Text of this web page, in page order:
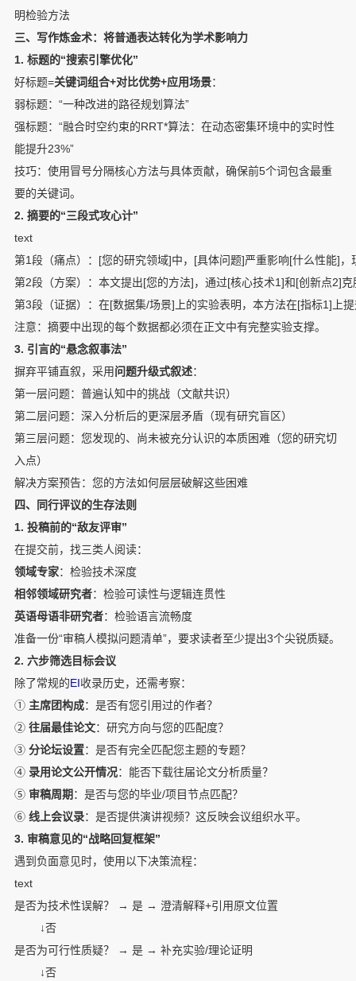
明检验方法
三、写作炼金术：将普通表达转化为学术影响力
1. 标题的“搜索引擎优化”
好标题=关键词组合+对比优势+应用场景：
弱标题：“一种改进的路径规划算法”
强标题：“融合时空约束的RRT*算法：在动态密集环境中的实时性
能提升23%”
技巧：使用冒号分隔核心方法与具体贡献，确保前5个词包含最重
要的关键词。
2. 摘要的“三段式攻心计”
text
第1段（痛点）：[您的研究领域]中，[具体问题]严重影响[什么性能]
第2段（方案）：本文提出[您的方法]，通过[核心技术1]和[创新点2]
第3段（证据）：在[数据集/场景]上的实验表明，本方法在[指标1]上
注意：摘要中出现的每个数据都必须在正文中有完整实验支撑。
3. 引言的“悬念叙事法”
摒弃平铺直叙，采用问题升级式叙述：
第一层问题：普遍认知中的挑战（文献共识）
第二层问题：深入分析后的更深层矛盾（现有研究盲区）
第三层问题：您发现的、尚未被充分认识的本质困难（您的研究切
入点）
解决方案预告：您的方法如何层层破解这些困难
四、同行评议的生存法则
1. 投稿前的“敌友评审”
在提交前，找三类人阅读：
领域专家：检验技术深度
相邻领域研究者：检验可读性与逻辑连贯性
英语母语非研究者：检验语言流畅度
准备一份“审稿人模拟问题清单”，要求读者至少提出3个尖锐质疑。
2. 六步筛选目标会议
除了常规的EI收录历史，还需考察：
① 主席团构成：是否有您引用过的作者？
② 往届最佳论文：研究方向与您的匹配度？
③ 分论坛设置：是否有完全匹配您主题的专题？
④ 录用论文公开情况：能否下载往届论文分析质量？
⑤ 审稿周期：是否与您的毕业/项目节点匹配？
⑥ 线上会议录：是否提供演讲视频？这反映会议组织水平。
3. 审稿意见的“战略回复框架”
遇到负面意见时，使用以下决策流程：
text
是否为技术性误解？ → 是 → 澄清解释+引用原文位置
        ↓否
是否为可行性质疑？ → 是 → 补充实验/理论证明
        ↓否